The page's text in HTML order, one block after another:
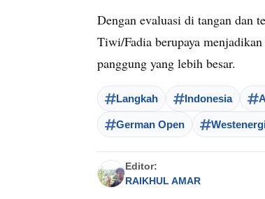
Dengan evaluasi di tangan dan
Tiwi/Fadia berupaya
panggung yang lebih besar.
Langkah Indonesia
German Open
Editor:
RAIKHUL AMAR